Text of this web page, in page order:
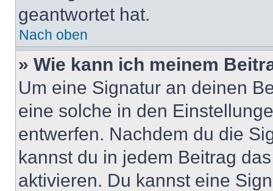
geantwortet hat.
Nach oben
» Wie kann ich meinem
Um eine Signatur an deinen
eine solche in den
entwerfen. Nachdem du die
kannst du in jedem Beitrag
aktivieren. Du kannst eine